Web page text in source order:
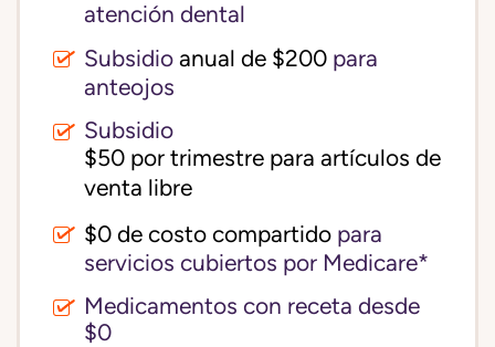
atención dental
Subsidio anual de $200 para
anteojos
Subsidio
$50 por trimestre para artículos de
venta libre
$0 de costo compartido para
servicios cubiertos por Medicare*
Medicamentos con receta desde
$0